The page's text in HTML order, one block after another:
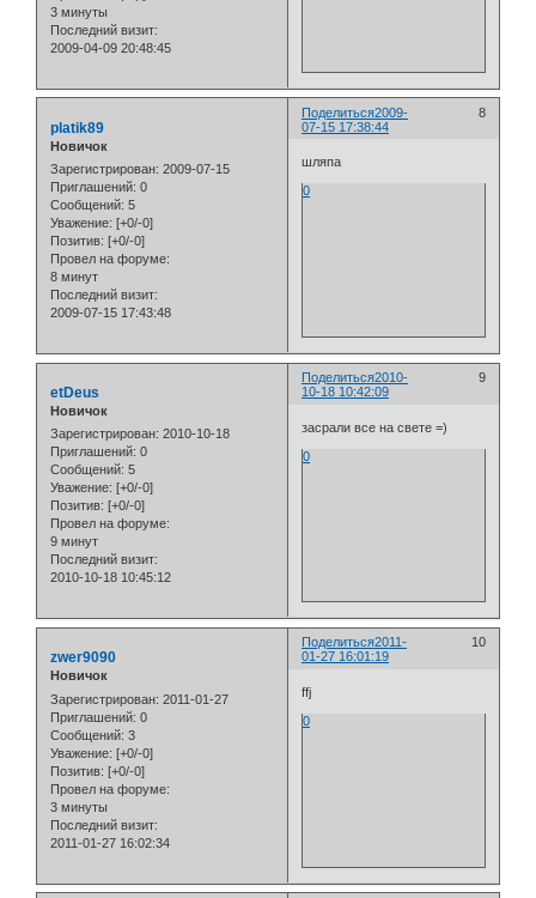
3 минуты
Последний визит:
2009-04-09 20:48:45
Поделиться 8
2009-
07-15 17:38:44
platik89
Новичок
Зарегистрирован: 2009-07-15
Приглашений: 0
Сообщений: 5
Уважение: [+0/-0]
Позитив: [+0/-0]
Провел на форуме:
8 минут
Последний визит:
2009-07-15 17:43:48
шляпа
0
Поделиться 9
2010-
10-18 10:42:09
etDeus
Новичок
Зарегистрирован: 2010-10-18
Приглашений: 0
Сообщений: 5
Уважение: [+0/-0]
Позитив: [+0/-0]
Провел на форуме:
9 минут
Последний визит:
2010-10-18 10:45:12
засрали все на свете =)
0
Поделиться 10
2011-
01-27 16:01:19
zwer9090
Новичок
Зарегистрирован: 2011-01-27
Приглашений: 0
Сообщений: 3
Уважение: [+0/-0]
Позитив: [+0/-0]
Провел на форуме:
3 минуты
Последний визит:
2011-01-27 16:02:34
ffj
0